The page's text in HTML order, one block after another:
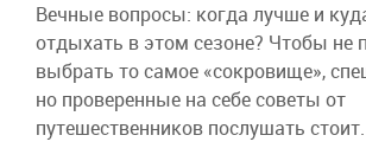
Вечные вопросы: когда лучше и
отдыхать в этом сезоне? Чтобы не
выбрать то самое «сокровище»,
но проверенные на себе советы от
путешественников послушать стоит.